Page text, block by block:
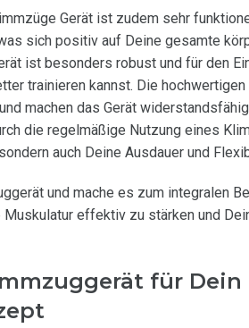
Gerät ist zudem sehr
sich positiv auf Deine gesamte
ist besonders robust und für den
trainieren kannst. Die
machen das Gerät
die regelmäßige Nutzung eines
auch Deine Ausdauer und
und mache es zum integralen
Muskulatur effektiv zu stärken und
für